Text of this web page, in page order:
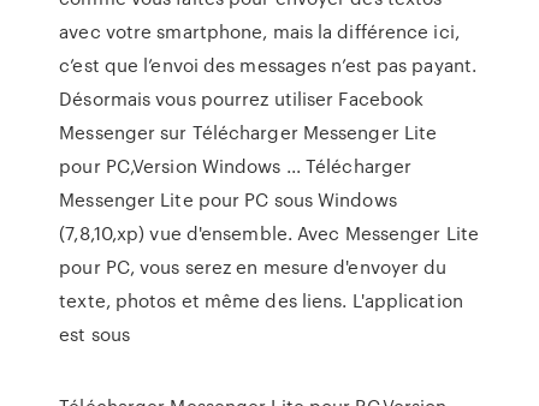
avec votre smartphone, mais la différence ici,
c’est que l’envoi des messages n’est pas payant.
Désormais vous pourrez utiliser Facebook
Messenger sur Télécharger Messenger Lite
pour PC,Version Windows ... Télécharger
Messenger Lite pour PC sous Windows
(7,8,10,xp) vue d'ensemble. Avec Messenger Lite
pour PC, vous serez en mesure d'envoyer du
texte, photos et même des liens. L'application
est sous